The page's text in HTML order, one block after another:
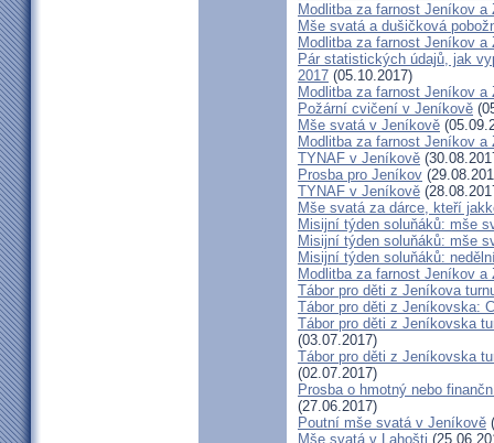
Modlitba za farnost Jeníkov a
Mše svatá a dušičková
Modlitba za farnost Jeníkov a
Pár statistických údajů, jak
2017 (05.10.2017)
Modlitba za farnost Jeníkov a
Požární cvičení v Jeníkově
Mše svatá v Jeníkově
Modlitba za farnost Jeníkov a
TYNAF v Jeníkově
Prosba pro Jeníkov
TYNAF v Jeníkově
Mše svatá za dárce, kteří
Misijní týden soluňáků: mše
Misijní týden soluňáků: mše
Misijní týden soluňáků:
Modlitba za farnost Jeníkov a
Tábor pro děti z Jeníkova
Tábor pro děti z Jeníkovska:
Tábor pro děti z Jeníkovska
(03.07.2017)
Tábor pro děti z Jeníkovska
(02.07.2017)
Prosba o hmotný nebo
(27.06.2017)
Poutní mše svatá v Jeníkově
Mše svatá v Lahošti